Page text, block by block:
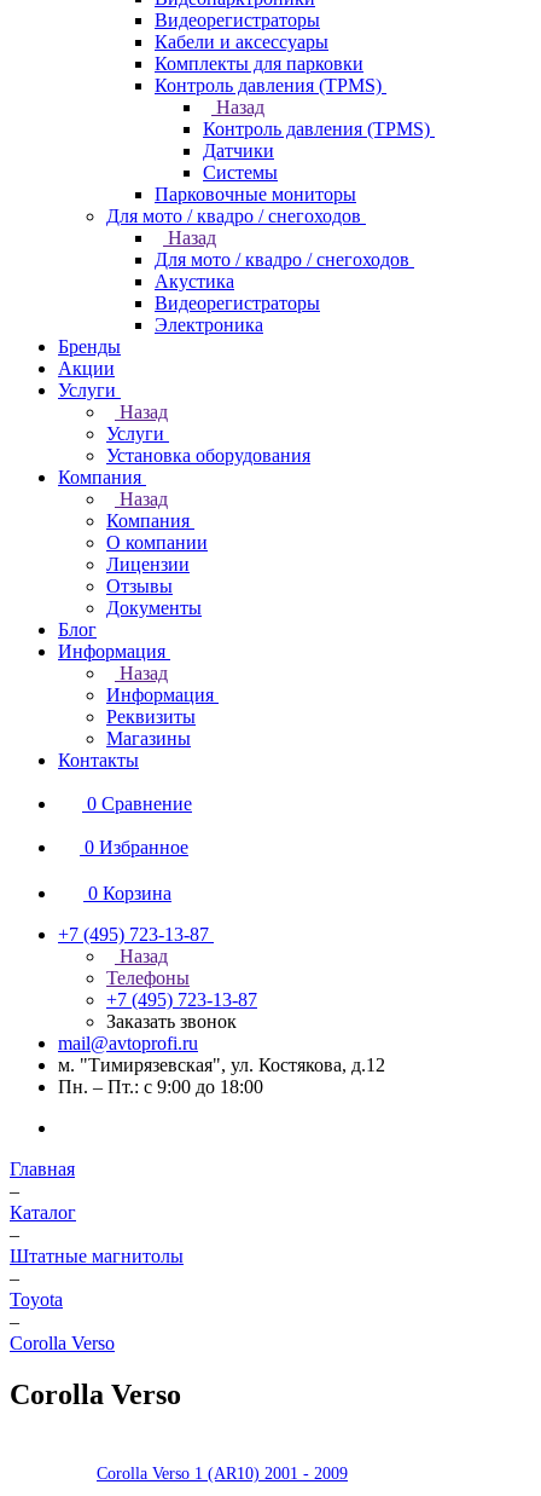
Видеорегистраторы
Кабели и аксессуары
Комплекты для парковки
Контроль давления (TPMS)
Назад
Контроль давления (TPMS)
Датчики
Системы
Парковочные мониторы
Для мото / квадро / снегоходов
Назад
Для мото / квадро / снегоходов
Акустика
Видеорегистраторы
Электроника
Бренды
Акции
Услуги
Назад
Услуги
Установка оборудования
Компания
Назад
Компания
О компании
Лицензии
Отзывы
Документы
Блог
Информация
Назад
Информация
Реквизиты
Магазины
Контакты
0 Сравнение
0 Избранное
0 Корзина
+7 (495) 723-13-87
Назад
Телефоны
+7 (495) 723-13-87
Заказать звонок
mail@avtoprofi.ru
м. "Тимирязевская", ул. Костякова, д.12
Пн. – Пт.: с 9:00 до 18:00
Главная
–
Каталог
–
Штатные магнитолы
–
Toyota
–
Corolla Verso
Corolla Verso
Corolla Verso 1 (AR10) 2001 - 2009